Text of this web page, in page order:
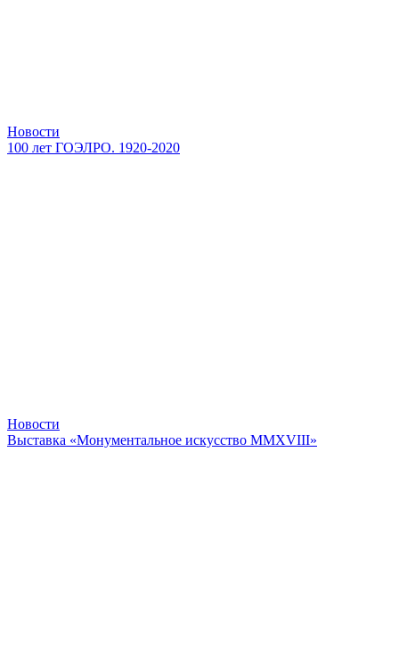
Новости
100 лет ГОЭЛРО. 1920-2020
Новости
Выставка «Монументальное искусство MMXVIII»